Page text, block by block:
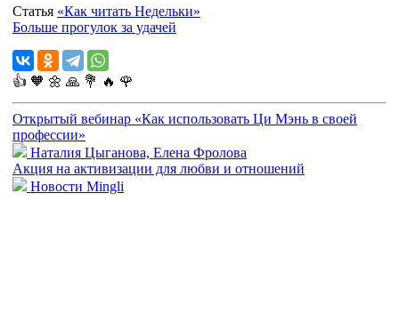
Статья «Как читать Недельки»
Больше прогулок за удачей
👍 🧡 🌼 🙏 💐 🔥 🌹
Открытый вебинар «Как использовать Ци Мэнь в своей
профессии»
Наталия Цыганова, Елена Фролова
Акция на активизации для любви и отношений
Новости Mingli